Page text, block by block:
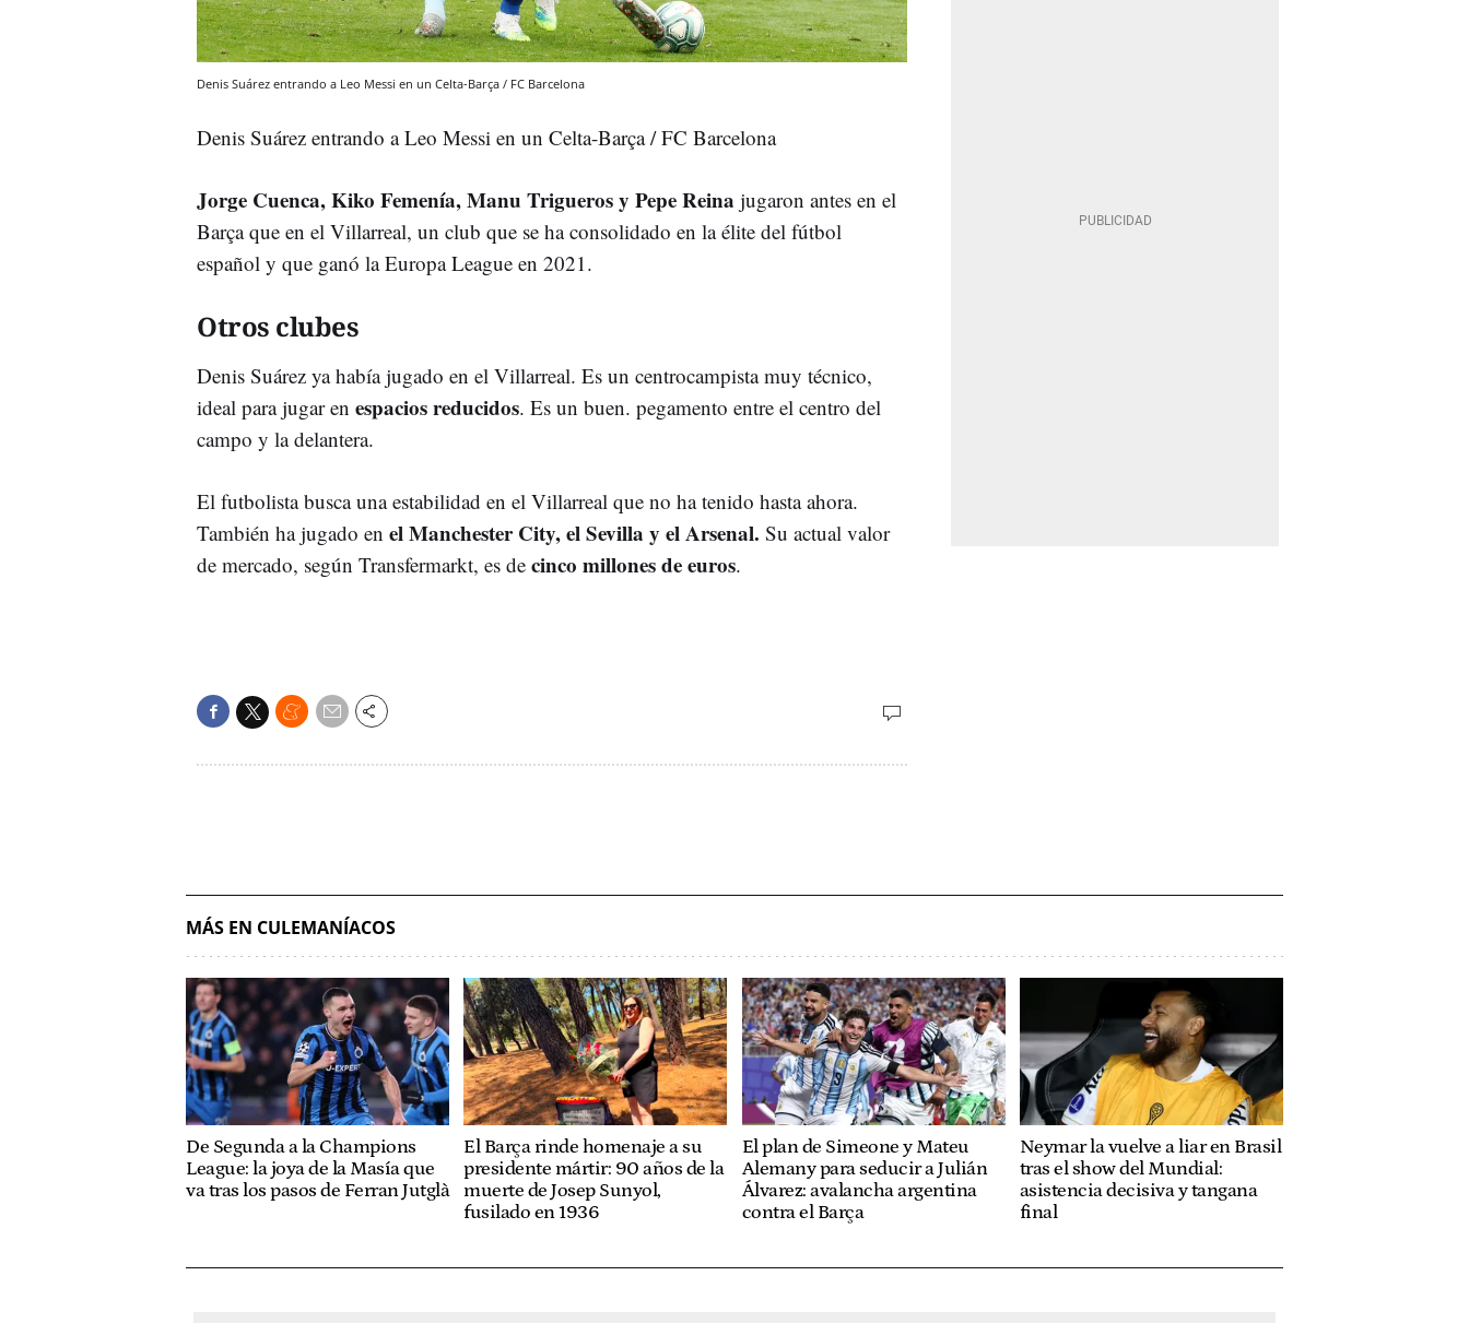
Denis Suárez entrando a Leo Messi en un Celta-Barça / FC Barcelona
Denis Suárez entrando a Leo Messi en un Celta-Barça / FC Barcelona
Jorge Cuenca, Kiko Femenía, Manu Trigueros y Pepe Reina jugaron antes en el
Barça que en el Villarreal, un club que se ha consolidado en la élite del fútbol
español y que ganó la Europa League en 2021.
Otros clubes
Denis Suárez ya había jugado en el Villarreal. Es un centrocampista muy técnico,
ideal para jugar en espacios reducidos. Es un buen. pegamento entre el centro del
campo y la delantera.
El futbolista busca una estabilidad en el Villarreal que no ha tenido hasta ahora.
También ha jugado en el Manchester City, el Sevilla y el Arsenal. Su actual valor
de mercado, según Transfermarkt, es de cinco millones de euros.
MÁS EN CULEMANÍACOS
De Segunda a la Champions
League: la joya de la Masía que
va tras los pasos de Ferran Jutglà
El Barça rinde homenaje a su
presidente mártir: 90 años de la
muerte de Josep Sunyol,
fusilado en 1936
El plan de Simeone y Mateu
Alemany para seducir a Julián
Álvarez: avalancha argentina
contra el Barça
Neymar la vuelve a liar en Brasil
tras el show del Mundial:
asistencia decisiva y tangana
final